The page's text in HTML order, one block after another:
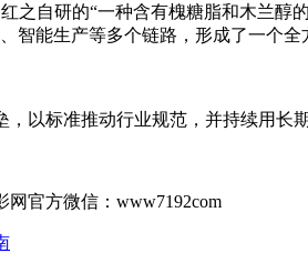
之自研的“一种含有槐糖脂和木兰
能生产等多个链路，形成了一个
以标准推动行业规范，并持续用长
官方微信：www7192com